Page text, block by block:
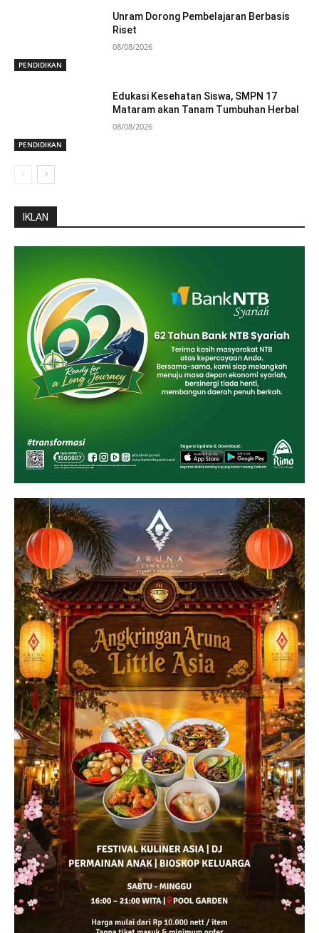
PENDIDIKAN
Unram Dorong Pembelajaran Berbasis
Riset
08/08/2026
PENDIDIKAN
Edukasi Kesehatan Siswa, SMPN 17
Mataram akan Tanam Tumbuhan Herbal
08/08/2026
IKLAN